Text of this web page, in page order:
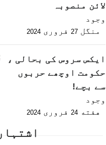
لائن منصوبہ
وجود
منگل 27 فروری 2024
ایکس سروس کی بحالی ،
حکومت اوچھے حربوں
سے بچے!
وجود
هفته 24 فروری 2024
اشتہار